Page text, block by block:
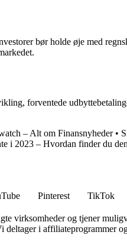
bør holde øje med
forventede
– Alt om Finansnyheder•
i 2023 – Hvordan finder du
Pinterest TikTok
virksomheder og tjener
i affiliateprogrammer